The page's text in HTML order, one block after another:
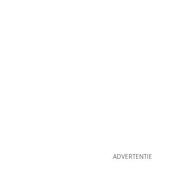
ADVERTENTIE